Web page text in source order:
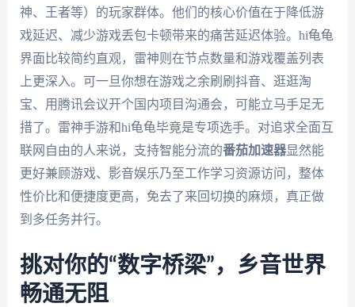
神、王者等）的玩家群体。他们的核心价值在于降低游
戏延迟、减少游戏丢包卡顿带来的痛苦延迟体验。hi龟龟
界面比较简约直观，雷神则在节点数量和游戏覆盖列表
上更深入。可一旦你想在游戏之余刷刷抖音、逛逛淘
宝、用腾讯会议开个国内项目沟通会，可能立马手足无
措了。雷神手游和hi龟龟毕竟是专项选手。对追求全面互
联网自由的人来说，支持智能分流的番茄加速器显然能
更好兼顾游戏、影音娱乐乃至工作学习资源访问，整体
性价比和便捷度更高，免去了来回切换的麻烦，真正做
到多任务并行。
挑对你的“数字桥梁”，乡音世界
畅通无阻